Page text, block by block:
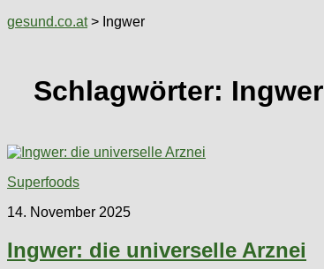
gesund.co.at> Ingwer
Schlagwörter: Ingwer
Superfoods
14. November 2025
Ingwer: die universelle Arznei